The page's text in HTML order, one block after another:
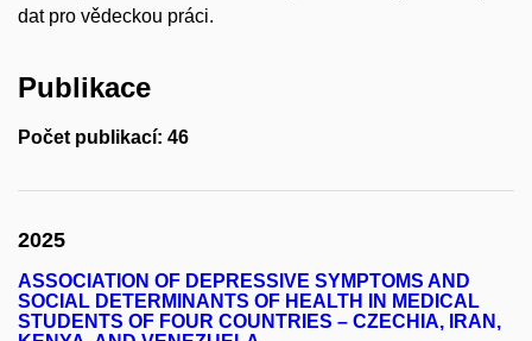
dat pro vědeckou práci.
Publikace
Počet publikací: 46
2025
ASSOCIATION OF DEPRESSIVE SYMPTOMS AND
SOCIAL DETERMINANTS OF HEALTH IN MEDICAL
STUDENTS OF FOUR COUNTRIES – CZECHIA, IRAN,